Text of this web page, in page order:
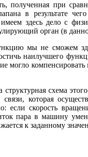
полученная при
в результате
здесь дело с
орган (в
мы не сможем
наилучшего
могло
схема
которая
если скорость
пара в машину
к заданному